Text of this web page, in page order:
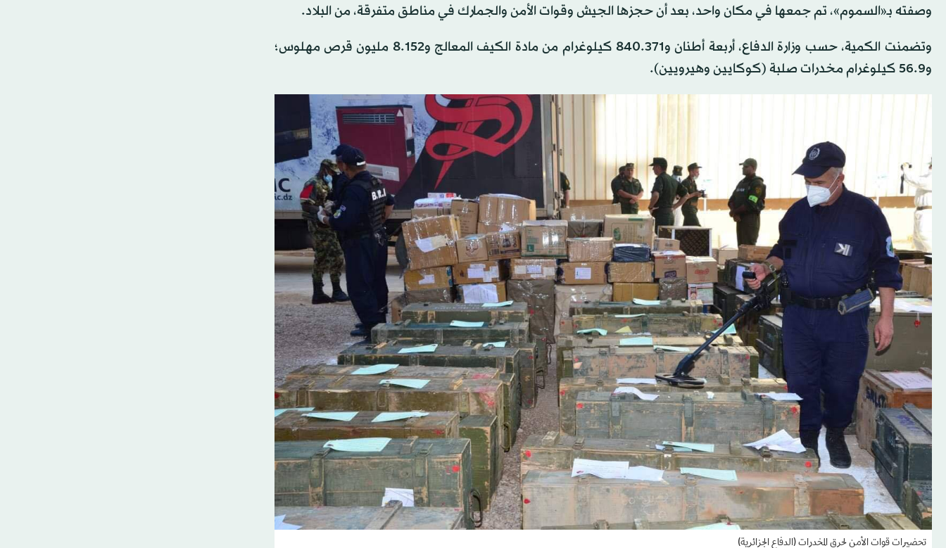
وصفته بـ«السموم»، تم جمعها في مكان واحد، بعد أن حجزها الجيش وقوات الأمن والجمارك في مناطق متفرقة، من البلاد.
وتضمنت الكمية، حسب وزارة الدفاع، أربعة أطنان و840.371 كيلوغرام من مادة الكيف المعالج و8.152 مليون قرص مهلوس؛
و56.9 كيلوغرام مخدرات صلبة (كوكايين وهيرويين).
تحضيرات قوات الأمن لحرق المخدرات (الدفاع الجزائرية)